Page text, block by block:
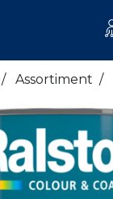
/ Assortiment /